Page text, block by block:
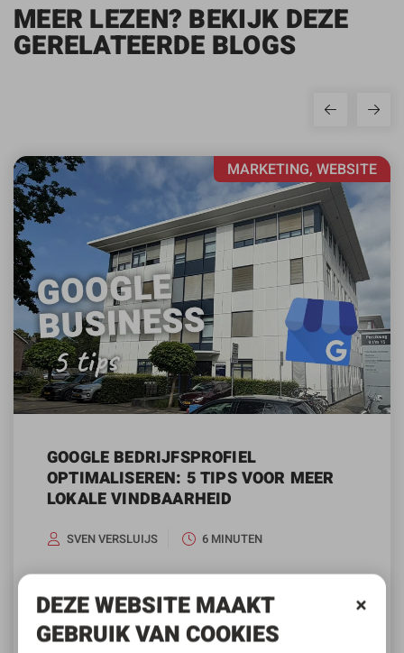
MEER LEZEN? BEKIJK DEZE
GERELATEERDE BLOGS
MARKETING, WEBSITE
GOOGLE BEDRIJFSPROFIEL
OPTIMALISEREN: 5 TIPS VOOR MEER
LOKALE VINDBAARHEID
SVEN VERSLUIJS 6 MINUTEN
Naast de vindbaarheid van je website
verbeteren met SEO of adverteren, kun je er
ook voor zorgen dat…
DEZE WEBSITE MAAKT
GEBRUIK VAN COOKIES